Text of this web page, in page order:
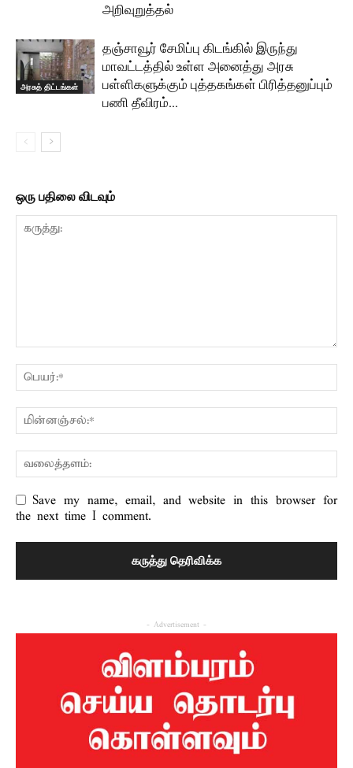
அறிவுறுத்தல்
அரசுத் திட்டங்கள்
தஞ்சாவூர் சேமிப்பு கிடங்கில் இருந்து
மாவட்டத்தில் உள்ள அனைத்து அரசு
பள்ளிகளுக்கும் புத்தகங்கள் பிரித்தனுப்பும்
பணி தீவிரம்…
ஒரு பதிலை விடவும்
Save my name, email, and website in this browser for
the next time I comment.
- Advertisement -